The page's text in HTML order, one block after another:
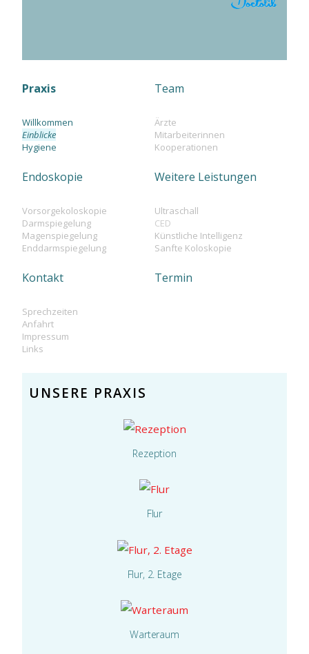
Praxis
Willkommen
Einblicke
Hygiene
Team
Ärzte
Mitarbeiterinnen
Kooperationen
Endoskopie
Vorsorgekoloskopie
Darmspiegelung
Magenspiegelung
Enddarmspiegelung
Weitere Leistungen
Ultraschall
CED
Künstliche Intelligenz
Sanfte Koloskopie
Kontakt
Sprechzeiten
Anfahrt
Impressum
Links
Termin
UNSERE PRAXIS
Rezeption
Flur
Flur, 2. Etage
Warteraum